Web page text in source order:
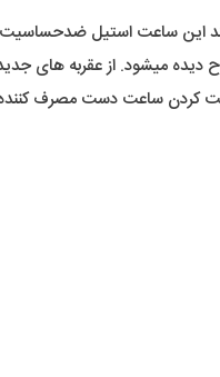
این ساعت استیل ضدحساسیت
میشود. از عقربه های جدید
کردن ساعت دست مصرف کننده